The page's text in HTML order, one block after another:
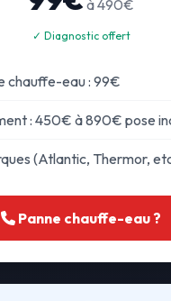
à 490€
✓ Diagnostic offert
chauffe-eau : 99€
: 450€ à 890€ pose
(Atlantic, Thermor,
Panne chauffe-eau ?